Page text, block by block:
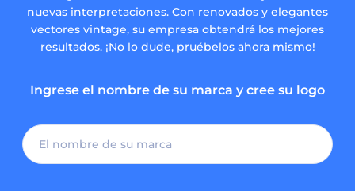
nuevas interpretaciones. Con renovados y elegantes
vectores vintage, su empresa obtendrá los mejores
resultados. ¡No lo dude, pruébelos ahora mismo!
Ingrese el nombre de su marca y cree su logo